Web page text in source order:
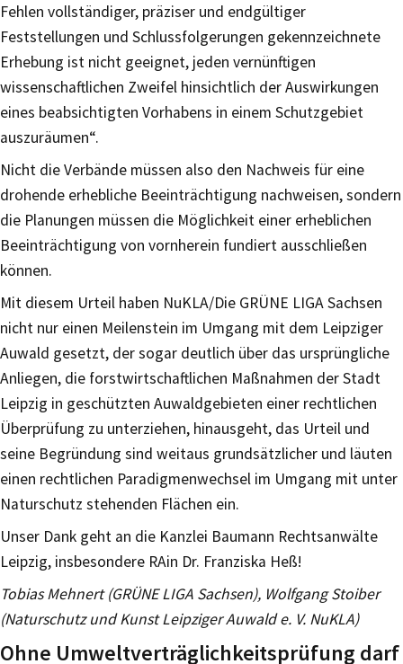
Fehlen vollständiger, präziser und endgültiger
Feststellungen und Schlussfolgerungen gekennzeichnete
Erhebung ist nicht geeignet, jeden vernünftigen
wissenschaftlichen Zweifel hinsichtlich der Auswirkungen
eines beabsichtigten Vorhabens in einem Schutzgebiet
auszuräumen“.
Nicht die Verbände müssen also den Nachweis für eine
drohende erhebliche Beeinträchtigung nachweisen, sondern
die Planungen müssen die Möglichkeit einer erheblichen
Beeinträchtigung von vornherein fundiert ausschließen
können.
Mit diesem Urteil haben NuKLA/Die GRÜNE LIGA Sachsen
nicht nur einen Meilenstein im Umgang mit dem Leipziger
Auwald gesetzt, der sogar deutlich über das ursprüngliche
Anliegen, die forstwirtschaftlichen Maßnahmen der Stadt
Leipzig in geschützten Auwaldgebieten einer rechtlichen
Überprüfung zu unterziehen, hinausgeht, das Urteil und
seine Begründung sind weitaus grundsätzlicher und läuten
einen rechtlichen Paradigmenwechsel im Umgang mit unter
Naturschutz stehenden Flächen ein.
Unser Dank geht an die Kanzlei Baumann Rechtsanwälte
Leipzig, insbesondere RAin Dr. Franziska Heß!
Tobias Mehnert (GRÜNE LIGA Sachsen), Wolfgang Stoiber
(Naturschutz und Kunst Leipziger Auwald e. V. NuKLA)
Ohne Umweltverträglichkeitsprüfung darf